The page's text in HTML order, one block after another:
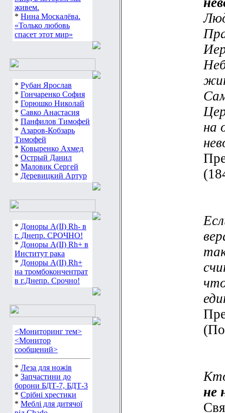
живем.
* Нина Москалёва.
«Только любовь
спасет этот мир»
* Рубан Ярослав
* Гончаренко София
* Горюшко Николай
* Савко Анастасия
* Панфилов Тимофей
* Азаров-Кобзарь
Тимофей
* Ковыренко Ахмед
* Острый Данил
* Маловик Сергей
* Деревицкий Артур
* Доноры А(ІІ) Rh- в
г. Днепр. СРОЧНО!
* Доноры А(ІІ) Rh+ в
Институт рака
* Доноры А(ІІ) Rh+
на тромбокончентрат
в г.Днепр. Срочно!
<Мониторинг тем>
<Монитор
сообщений>
* Леза для ножів
* Запчастини до
борони БДТ-7, БДТ-3
* Срібні хрестики
* Меблі для дитячої
на
не